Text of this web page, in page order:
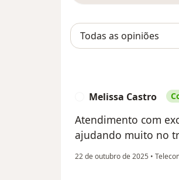
Melissa Castro
Atendimento com
ajudando muito no
22 de outubro de 2025 •